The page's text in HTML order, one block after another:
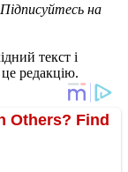
на
текст і
редакцію.